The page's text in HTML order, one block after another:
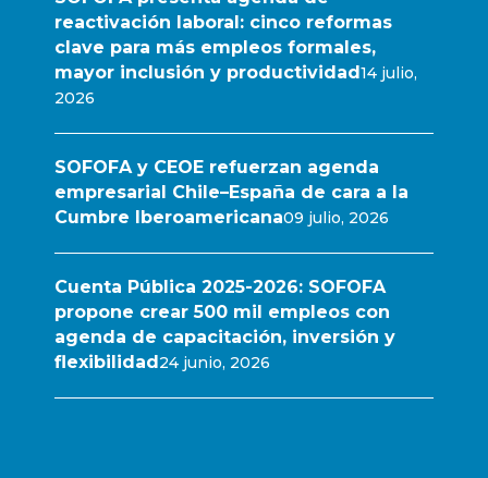
reactivación laboral: cinco reformas
clave para más empleos formales,
mayor inclusión y productividad14 julio,
2026
SOFOFA y CEOE refuerzan agenda
empresarial Chile–España de cara a la
Cumbre Iberoamericana09 julio, 2026
Cuenta Pública 2025-2026: SOFOFA
propone crear 500 mil empleos con
agenda de capacitación, inversión y
flexibilidad24 junio, 2026